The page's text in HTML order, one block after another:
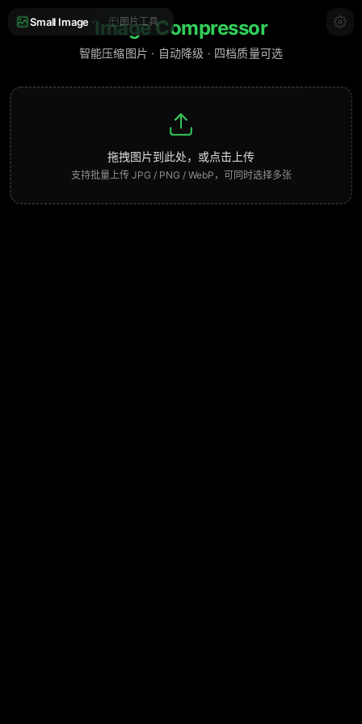
Small Image 图片工具
Image Compressor
智能压缩图片 · 自动降级 · 四档质量可选
拖拽图片到此处，或点击上传
支持批量上传 JPG / PNG / WebP，可同时选择多张